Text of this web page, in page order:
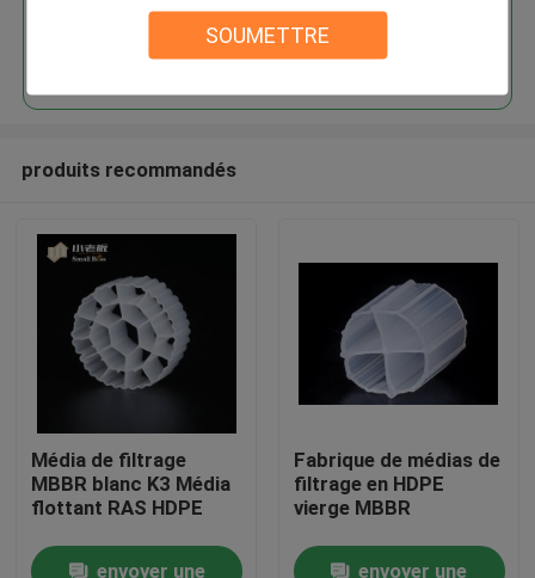
SOUMETTRE
Produits
Au sujet de nous
Continuer
produits recommandés
Média de filtrage
MBBR blanc K3 Média
flottant RAS HDPE
envoyer une
Fabrique de médias de
filtrage en HDPE
vierge MBBR
envoyer une